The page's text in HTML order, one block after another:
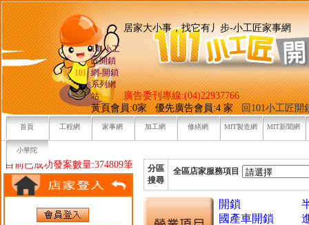
101小工
匠開鎖
網-開鎖
系列網
站
居家大小事，找它有丿步-小工
廣告委刊專線:(04)22937766
黃頁會員:0家 優先廣告會員:4 家回101小工匠開
首頁 工程網 家事網 加工網 修繕網 MIT製造網 MIT新聞網
小華陀
目前已成功發案數量:374809筆
分區
搜尋
全區店家服務項目
開鎖
國產車開鎖